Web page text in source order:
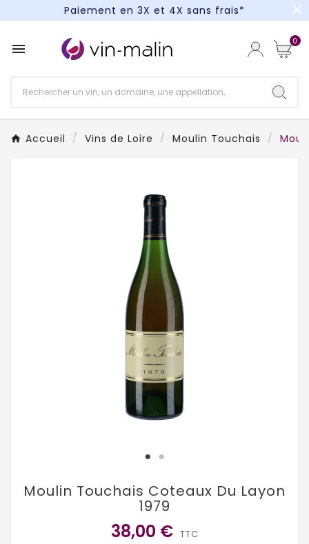
Paiement en 3X et 4X sans frais*
Paiement en 3X et 4X sans frais*
close
 0
Accueil Vins de Loire Moulin Touchais
Moulin Touchais Coteaux Du Layon
1979
38,00 € TTC